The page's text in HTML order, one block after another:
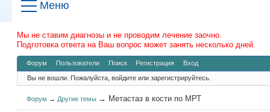
Меню
Мы не ставим диагнозы и не проводим лечение заочно.
Подготовка ответа на Ваш вопрос может занять несколько дней.
Форум Пользователи Поиск Регистрация Вход
Вы не вошли. Пожалуйста, войдите или зарегистрируйтесь.
Форум → Другие темы → Метастаз в кости по МРТ